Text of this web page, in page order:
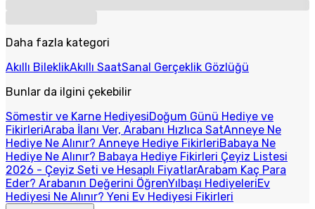
Daha fazla kategori
Akıllı BileklikAkıllı SaatSanal Gerçeklik Gözlüğü
Bunlar da ilgini çekebilir
Sömestir ve Karne HediyesiDoğum Günü Hediye ve
FikirleriAraba İlanı Ver, Arabanı Hızlıca SatAnneye Ne
Hediye Ne Alınır? Anneye Hediye FikirleriBabaya Ne
Hediye Ne Alınır? Babaya Hediye Fikirleri Çeyiz Listesi
2026 - Çeyiz Seti ve Hesaplı FiyatlarArabam Kaç Para
Eder? Arabanın Değerini ÖğrenYılbaşı HediyeleriEv
Hediyesi Ne Alınır? Yeni Ev Hediyesi Fikirleri